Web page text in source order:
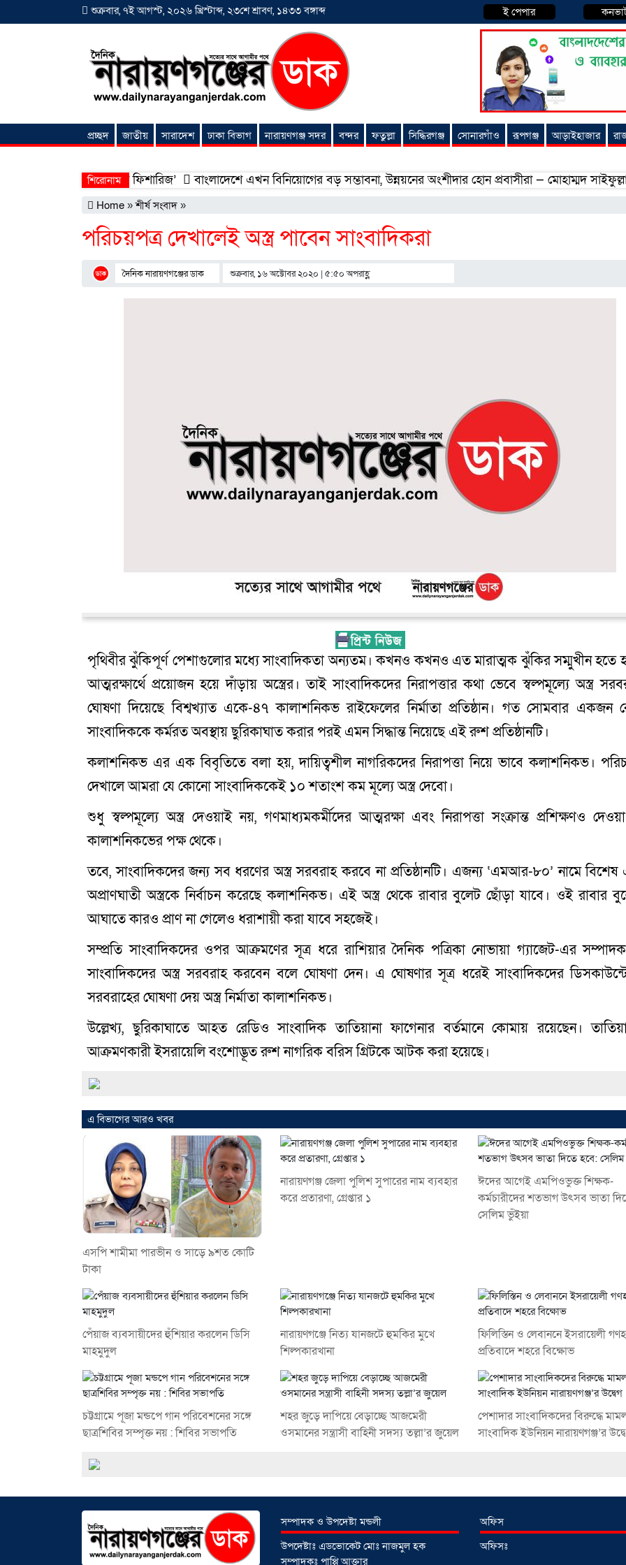
শুক্রবার, ৭ই আগস্ট, ২০২৬ খ্রিস্টাব্দ, ২৩শে শ্রাবণ, ১৪৩৩ বঙ্গাব্দ ই পেপার
প্রচ্ছদ জাতীয় সারাদেশ ঢাকা বিভাগ নারায়ণগঞ্জ সদর বন্দর ফতুল্লা সিদ্ধিরগঞ্জ সোনারগাঁও রূপগঞ্জ আড়াইহাজার
শিরোনাম
‘শিফা মোহাম্মদিয়া ফিশারিজ’ বাংলাদেশে এখন বিনিয়োগের বড় সম্ভাবনা, উন্নয়নের অংশীদার হোন প্রবাসীরা — মোহাম্মদ সাইফুল্লাহ্
Home »শীর্ষ সংবাদ »
পরিচয়পত্র দেখালেই অস্ত্র পাবেন সাংবাদিকরা
দৈনিক নারায়ণগঞ্জের ডাক শুক্রবার, ১৬ অক্টোবর ২০২০ | ৫:৫০ অপরাহ্ণ
পৃথিবীর ঝুঁকিপূর্ণ পেশাগুলোর মধ্যে সাংবাদিকতা অন্যতম। কখনও কখনও এত মারাত্মক ঝুঁকির সম্মুখীন হতে
আত্মরক্ষার্থে প্রয়োজন হয়ে দাঁড়ায় অস্ত্রের। তাই সাংবাদিকদের নিরাপত্তার কথা ভেবে স্বল্পমূল্যে অস্ত্র
ঘোষণা দিয়েছে বিশ্বখ্যাত একে-৪৭ কালাশনিকভ রাইফেলের নির্মাতা প্রতিষ্ঠান। গত সোমবার একজন
সাংবাদিককে কর্মরত অবস্থায় ছুরিকাঘাত করার পরই এমন সিদ্ধান্ত নিয়েছে এই রুশ প্রতিষ্ঠানটি।
কলাশনিকভ এর এক বিবৃতিতে বলা হয়, দায়িত্বশীল নাগরিকদের নিরাপত্তা নিয়ে ভাবে কলাশনিকভ।
দেখালে আমরা যে কোনো সাংবাদিককেই ১০ শতাংশ কম মূল্যে অস্ত্র দেবো।
শুধু স্বল্পমূল্যে অস্ত্র দেওয়াই নয়, গণমাধ্যমকর্মীদের আত্মরক্ষা এবং নিরাপত্তা সংক্রান্ত প্রশিক্ষণও
কালাশনিকভের পক্ষ থেকে।
তবে, সাংবাদিকদের জন্য সব ধরণের অস্ত্র সরবরাহ করবে না প্রতিষ্ঠানটি। এজন্য ‘এমআর-৮০’ নামে বিশেষ
অপ্রাণঘাতী অস্ত্রকে নির্বাচন করেছে কলাশনিকভ। এই অস্ত্র থেকে রাবার বুলেট ছোঁড়া যাবে। ওই রাবার
আঘাতে কারও প্রাণ না গেলেও ধরাশায়ী করা যাবে সহজেই।
সম্প্রতি সাংবাদিকদের ওপর আক্রমণের সূত্র ধরে রাশিয়ার দৈনিক পত্রিকা নোভায়া গ্যাজেট-এর
সাংবাদিকদের অস্ত্র সরবরাহ করবেন বলে ঘোষণা দেন। এ ঘোষণার সূত্র ধরেই সাংবাদিকদের ডিসকাউন্টে
সরবরাহের ঘোষণা দেয় অস্ত্র নির্মাতা কালাশনিকভ।
উল্লেখ্য, ছুরিকাঘাতে আহত রেডিও সাংবাদিক তাতিয়ানা ফাগেনার বর্তমানে কোমায় রয়েছেন।
আক্রমণকারী ইসরায়েলি বংশোদ্ভূত রুশ নাগরিক বরিস গ্রিটকে আটক করা হয়েছে।
এ বিভাগের আরও খবর
এসপি শামীমা পারভীন ও সাড়ে ৯শত কোটি
টাকা
নারায়ণগঞ্জ জেলা পুলিশ সুপারের নাম ব্যবহার
করে প্রতারণা, গ্রেপ্তার ১
ঈদের আগেই এমপিওভুক্ত শিক্ষক-
কর্মচারীদের শতভাগ উৎসব ভাতা
সেলিম ভুঁইয়া
পেঁয়াজ ব্যবসায়ীদের হুঁশিয়ার করলেন ডিসি
মাহমুদুল
নারায়ণগঞ্জে নিত্য যানজটে হুমকির মুখে
শিল্পকারখানা
ফিলিস্তিন ও লেবাননে ইসরায়েলী
প্রতিবাদে শহরে বিক্ষোভ
চট্টগ্রামে পূজা মন্ডপে গান পরিবেশনের সঙ্গে
ছাত্রশিবির সম্পৃক্ত নয় : শিবির সভাপতি
শহর জুড়ে দাপিয়ে বেড়াচ্ছে আজমেরী
ওসমানের সন্ত্রাসী বাহিনী সদস্য তল্লা’র জুয়েল
পেশাদার সাংবাদিকদের বিরুদ্ধে
সাংবাদিক ইউনিয়ন নারায়ণগঞ্জ’র
সম্পাদক ও উপদেষ্টা মন্ডলী
উপদেষ্টাঃ এডভোকেট মোঃ নাজমুল হক
সম্পাদকঃ পাপ্পি আক্তার
অফিস
অফিসঃ